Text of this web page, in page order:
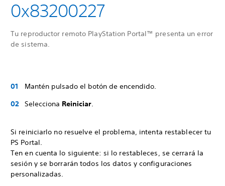
0x83200227
Tu reproductor remoto PlayStation Portal™ presenta un error
de sistema.
Mantén pulsado el botón de encendido.
Selecciona Reiniciar.
Si reiniciarlo no resuelve el problema, intenta restablecer tu
PS Portal.
Ten en cuenta lo siguiente: si lo restableces, se cerrará la
sesión y se borrarán todos los datos y configuraciones
personalizadas.